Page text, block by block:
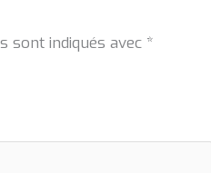
sont indiqués avec *